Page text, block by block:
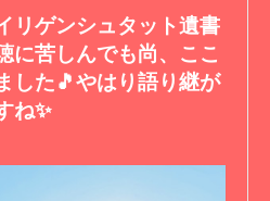
リゲンシュタット遺書
に苦しんでも尚、ここ
した🎵やはり語り継が
ね✨